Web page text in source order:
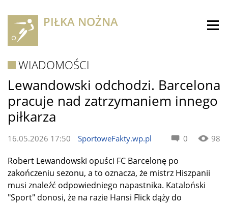
PIŁKA NOŻNA
WIADOMOŚCI
Lewandowski odchodzi. Barcelona
pracuje nad zatrzymaniem innego
piłkarza
0 98
16.05.2026 17:50 SportoweFakty.wp.pl
Robert Lewandowski opuści FC Barcelonę po
zakończeniu sezonu, a to oznacza, że mistrz Hiszpanii
musi znaleźć odpowiedniego napastnika. Kataloński
"Sport" donosi, że na razie Hansi Flick dąży do